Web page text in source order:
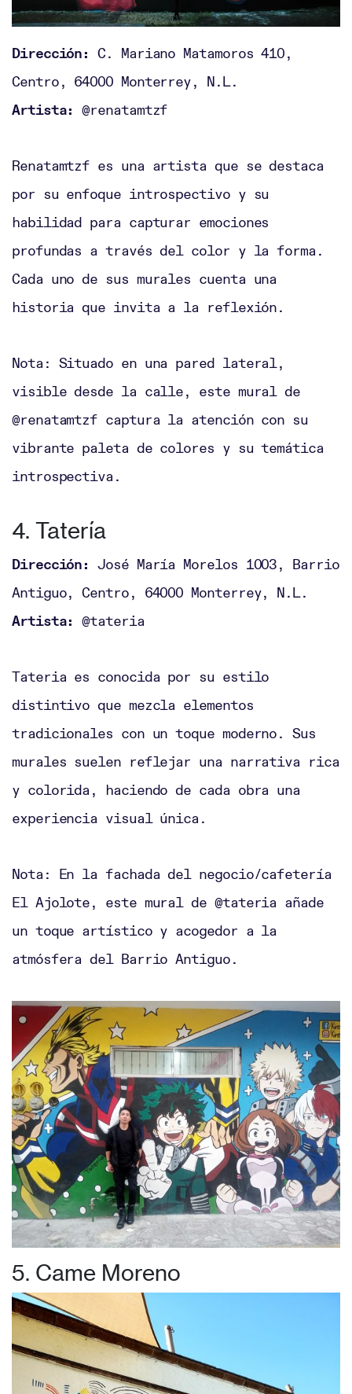
Dirección: C. Mariano Matamoros 410,
Centro, 64000 Monterrey, N.L.
Artista: @renatamtzf
Renatamtzf es una artista que se destaca
por su enfoque introspectivo y su
habilidad para capturar emociones
profundas a través del color y la forma.
Cada uno de sus murales cuenta una
historia que invita a la reflexión.
Nota: Situado en una pared lateral,
visible desde la calle, este mural de
@renatamtzf captura la atención con su
vibrante paleta de colores y su temática
introspectiva.
4. Tatería
Dirección: José María Morelos 1003, Barrio
Antiguo, Centro, 64000 Monterrey, N.L.
Artista: @tateria
Tateria es conocida por su estilo
distintivo que mezcla elementos
tradicionales con un toque moderno. Sus
murales suelen reflejar una narrativa rica
y colorida, haciendo de cada obra una
experiencia visual única.
Nota: En la fachada del negocio/cafetería
El Ajolote, este mural de @tateria añade
un toque artístico y acogedor a la
atmósfera del Barrio Antiguo.
5. Came Moreno